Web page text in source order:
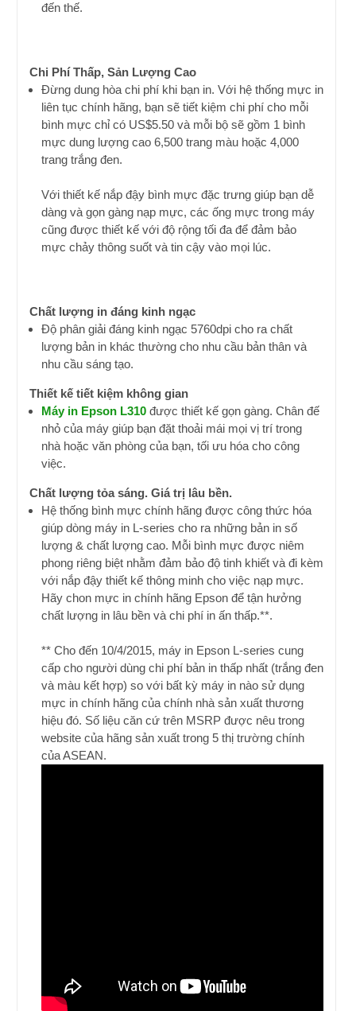
đến thế.
Chi Phí Thấp, Sản Lượng Cao
Đừng dung hòa chi phí khi bạn in. Với hệ thống mực in
liên tục chính hãng, bạn sẽ tiết kiệm chi phí cho mỗi
bình mực chỉ có US$5.50 và mỗi bộ sẽ gồm 1 bình
mực dung lượng cao 6,500 trang màu hoặc 4,000
trang trắng đen.
Với thiết kế nắp đậy bình mực đặc trưng giúp bạn dễ
dàng và gọn gàng nạp mực, các ống mực trong máy
cũng được thiết kế với độ rộng tối đa để đảm bảo
mực chảy thông suốt và tin cậy vào mọi lúc.
Chất lượng in đáng kinh ngạc
Độ phân giải đáng kinh ngạc 5760dpi cho ra chất
lượng bản in khác thường cho nhu cầu bản thân và
nhu cầu sáng tạo.
Thiết kế tiết kiệm không gian
Máy in Epson L310 được thiết kế gọn gàng. Chân đế
nhỏ của máy giúp bạn đặt thoải mái mọi vị trí trong
nhà hoặc văn phòng của bạn, tối ưu hóa cho công
việc.
Chất lượng tỏa sáng. Giá trị lâu bền.
Hệ thống bình mực chính hãng được công thức hóa
giúp dòng máy in L-series cho ra những bản in số
lượng & chất lượng cao. Mỗi bình mực được niêm
phong riêng biệt nhằm đảm bảo độ tinh khiết và đi kèm
với nắp đậy thiết kế thông minh cho việc nạp mực.
Hãy chon mực in chính hãng Epson để tận hưởng
chất lượng in lâu bền và chi phí in ấn thấp.**.
** Cho đến 10/4/2015, máy in Epson L-series cung
cấp cho người dùng chi phí bản in thấp nhất (trắng đen
và màu kết hợp) so với bất kỳ máy in nào sử dụng
mực in chính hãng của chính nhà sản xuất thương
hiệu đó. Số liệu căn cứ trên MSRP được nêu trong
website của hãng sản xuất trong 5 thị trường chính
của ASEAN.